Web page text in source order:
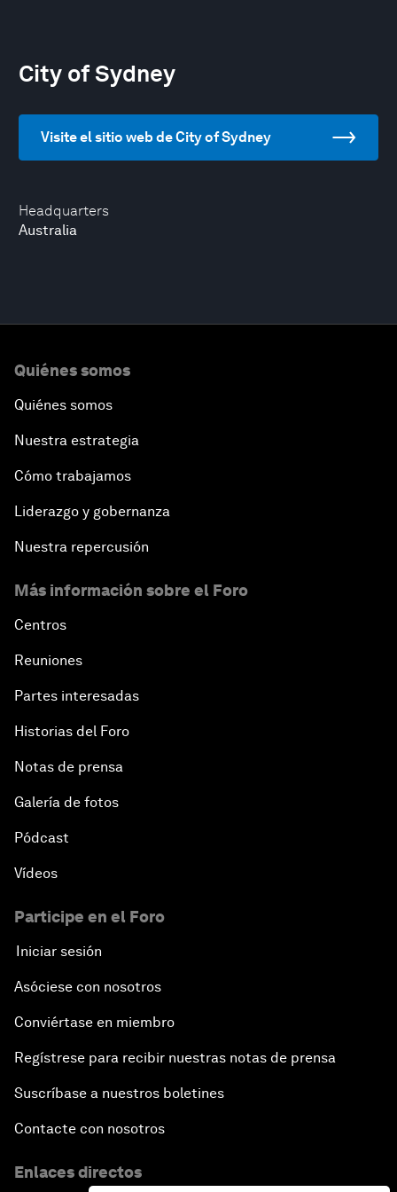
Headquarters
Australia
City of Sydney
Visite el sitio web de City of Sydney
Quiénes somos
Quiénes somos
Nuestra estrategia
Cómo trabajamos
Liderazgo y gobernanza
Nuestra repercusión
Más información sobre el Foro
Centros
Reuniones
Partes interesadas
Historias del Foro
Notas de prensa
Galería de fotos
Pódcast
Vídeos
Participe en el Foro
Iniciar sesión
Asóciese con nosotros
Conviértase en miembro
Regístrese para recibir nuestras notas de prensa
Suscríbase a nuestros boletines
Contacte con nosotros
Enlaces directos